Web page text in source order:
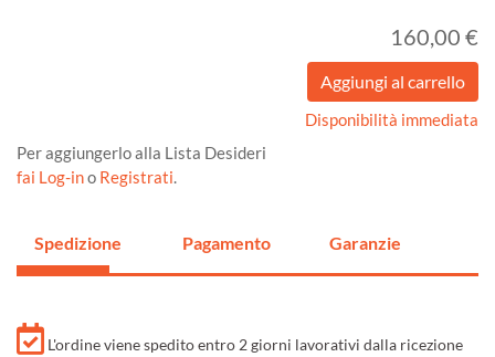
160,00 €
Disponibilità immediata
Per aggiungerlo alla Lista Desideri
fai Log-ino Registrati.
Spedizione Pagamento Garanzie
L'ordine viene spedito entro 2 giorni lavorativi dalla ricezione